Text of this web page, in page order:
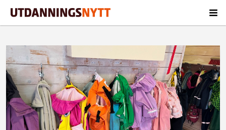
Tag:
solveig
b
sund